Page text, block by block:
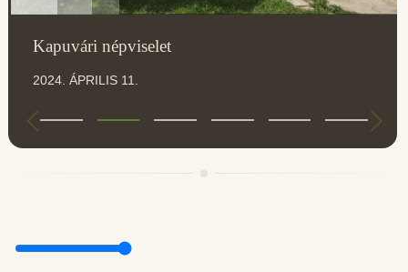
Kapuvári népviselet
2024. ÁPRILIS 11.